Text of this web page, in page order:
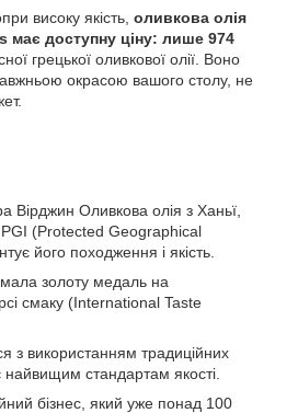
високу якість, оливкова олія
має доступну ціну: лише 974
грецької оливкової олії. Воно
окрасою вашого столу, не
Оливкова олія з Ханьї,
PGI (Protected Geographical
його походження і якість.
золоту медаль на
смаку (International Taste
з використанням традиційних
найвищим стандартам якості.
бізнес, який уже понад 100